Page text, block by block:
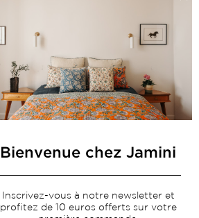
Collections
Déco & Linge de maison
Linge de table
Sacs & pochettes
Services
Livraison & retour
Bienvenue chez Jamini
Inscrivez-vous à notre newsletter et
profitez de 10 euros offerts sur votre